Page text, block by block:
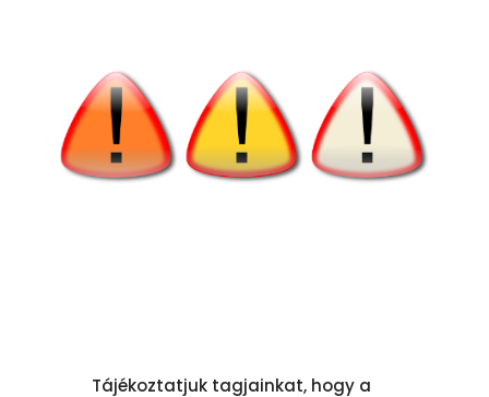
Tájékoztatjuk tagjainkat, hogy a